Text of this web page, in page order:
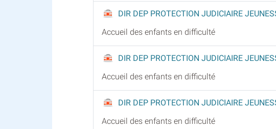
DIR DEP PROTECTION JUDICIAIRE
Accueil des enfants en difficulté
DIR DEP PROTECTION JUDICIAIRE
Accueil des enfants en difficulté
DIR DEP PROTECTION JUDICIAIRE
Accueil des enfants en difficulté